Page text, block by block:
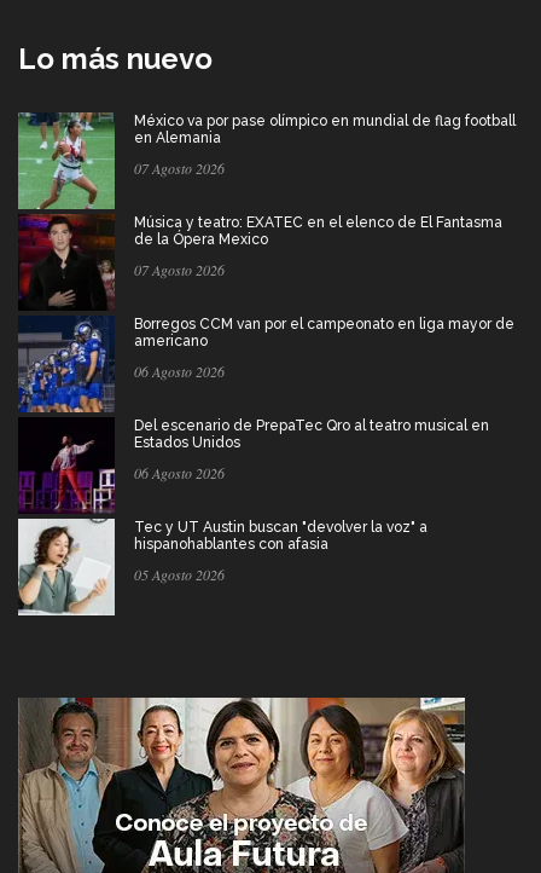
Lo más nuevo
México va por pase olímpico en mundial de flag football
en Alemania
07 Agosto 2026
Música y teatro: EXATEC en el elenco de El Fantasma
de la Ópera Mexico
07 Agosto 2026
Borregos CCM van por el campeonato en liga mayor de
americano
06 Agosto 2026
Del escenario de PrepaTec Qro al teatro musical en
Estados Unidos
06 Agosto 2026
Tec y UT Austin buscan "devolver la voz" a
hispanohablantes con afasia
05 Agosto 2026